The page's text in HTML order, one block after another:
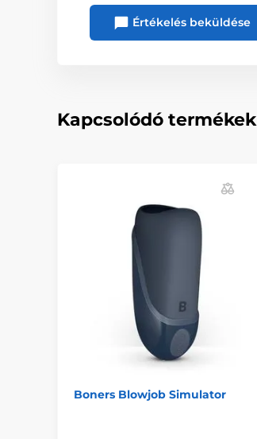
Értékelés beküldése
Kapcsolódó termékek
Boners Blowjob Simulator